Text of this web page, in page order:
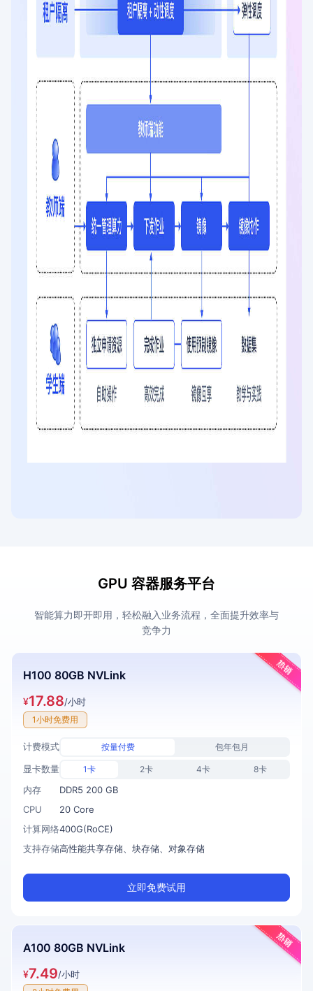
GPU 容器服务平台
智能算力即开即用，轻松融入业务流程，全面提升效率与
竞争力
H100 80GB NVLink
¥17.88/小时
1小时免费用
计费模式 按量付费 包年包月
显卡数量 1卡 2卡 4卡 8卡
内存
DDR5 200 GB
CPU
20 Core
计算网络400G(RoCE)
支持存储高性能共享存储、块存储、对象存储
立即免费试用
A100 80GB NVLink
¥7.49/小时